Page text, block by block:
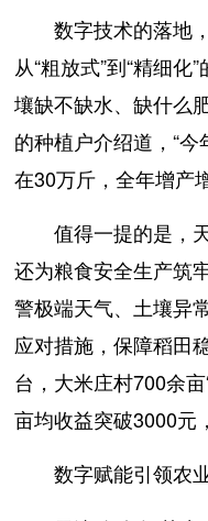
数字技术的落地，
从“粗放式”到“精细化
壤缺不缺水、缺什么
的种植户介绍道，“
在30万斤，全年增产
值得一提的是，天
还为粮食安全生产筑
警极端天气、土壤异
应对措施，保障稻田
台，大米庄村700余
亩均收益突破3000元
数字赋能引领农